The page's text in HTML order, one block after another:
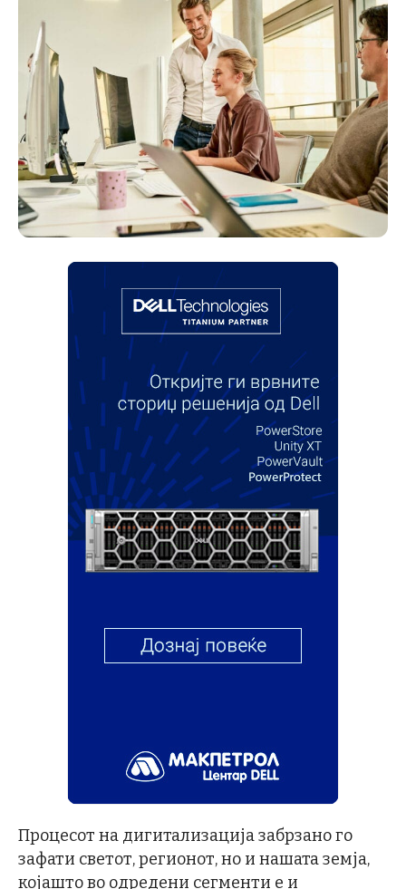
Процесот на дигитализација забрзано го
зафати светот, регионот, но и нашата земја,
којашто во одредени сегменти е и